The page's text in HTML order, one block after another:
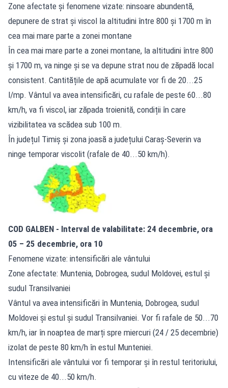
Zone afectate și fenomene vizate: ninsoare abundentă,
depunere de strat și viscol la altitudini între 800 și 1700 m în
cea mai mare parte a zonei montane
În cea mai mare parte a zonei montane, la altitudini între 800
și 1700 m, va ninge și se va depune strat nou de zăpadă local
consistent. Cantitățile de apă acumulate vor fi de 20...25
l/mp. Vântul va avea intensificări, cu rafale de peste 60...80
km/h, va fi viscol, iar zăpada troienită, condiții în care
vizibilitatea va scădea sub 100 m.
În județul Timiș și zona joasă a județului Caraș-Severin va
ninge temporar viscolit (rafale de 40...50 km/h).
COD GALBEN - Interval de valabilitate: 24 decembrie, ora
05 – 25 decembrie, ora 10
Fenomene vizate: intensificări ale vântului
Zone afectate: Muntenia, Dobrogea, sudul Moldovei, estul și
sudul Transilvaniei
Vântul va avea intensificări în Muntenia, Dobrogea, sudul
Moldovei și estul și sudul Transilvaniei. Vor fi rafale de 50...70
km/h, iar în noaptea de marți spre miercuri (24 / 25 decembrie)
izolat de peste 80 km/h în estul Munteniei.
Intensificări ale vântului vor fi temporar și în restul teritoriului,
cu viteze de 40...50 km/h.